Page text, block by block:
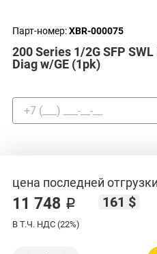
Парт-номер:XBR-000075
200 Series 1/2G SFP SWL
Diag w/GE (1pk)
цена последней
11 748 ₽ 161 $
В Т.Ч. НДС (22%)